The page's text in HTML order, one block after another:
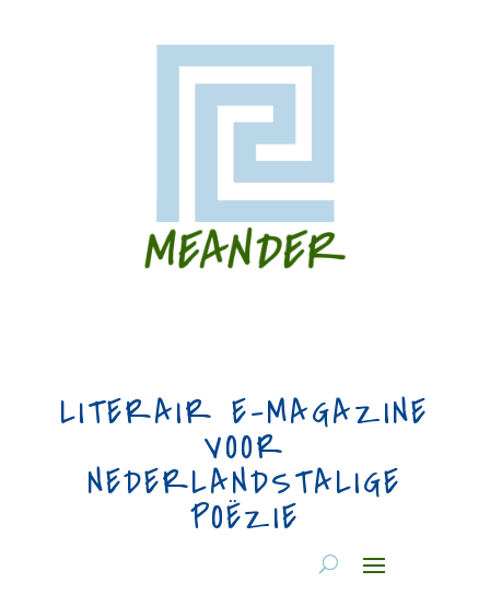
LITERAIR E-MAGAZINE
VOOR
NEDERLANDSTALIGE
POËZIE